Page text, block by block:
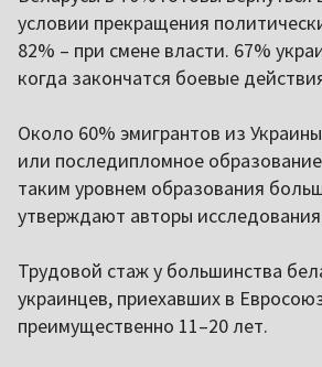
условии прекращения
82% – при смене власти. 67%
когда закончатся боевые
Около 60% эмигрантов из
или последипломное
таким уровнем образования
утверждают авторы
Трудовой стаж у большинства
украинцев, приехавших в
преимущественно 11–20 лет.